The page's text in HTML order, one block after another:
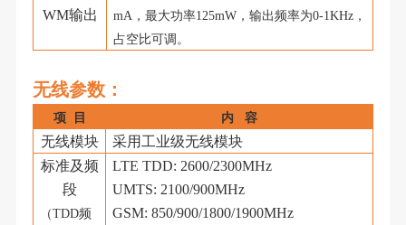
WM输出
mA ，最大功率125mW，输出频率为0-1KHz，
占空比可调。
无线参数：
项 目 内 容
无线模块
采用工业级无线模块
标准及频
段
（TDD频
LTE TDD: 2600/2300MHz
UMTS: 2100/900MHz
GSM: 850/900/1800/1900MHz